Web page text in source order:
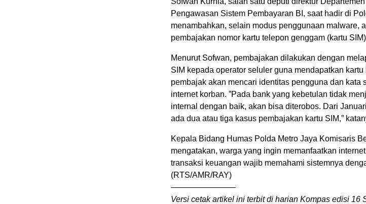
Pengawasan Sistem Pembayaran BI, saat hadir di
menambahkan, selain modus penggunaan malware,
pembajakan nomor kartu telepon genggam (kartu
Menurut Sofwan, pembajakan dilakukan dengan
SIM kepada operator seluler guna mendapatkan kartu
pembajak akan mencari identitas pengguna dan kata
internet korban. ”Pada bank yang kebetulan tidak
internal dengan baik, akan bisa diterobos. Dari
ada dua atau tiga kasus pembajakan kartu SIM,”
Kepala Bidang Humas Polda Metro Jaya Komisaris
mengatakan, warga yang ingin memanfaatkan
transaksi keuangan wajib memahami sistemnya
(RTS/AMR/RAY)
————————
Versi cetak artikel ini terbit di harian Kompas edisi 16